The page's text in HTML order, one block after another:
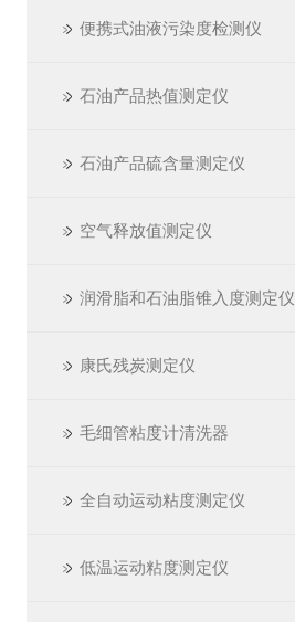
便携式油液污染度检测仪
石油产品热值测定仪
石油产品硫含量测定仪
空气释放值测定仪
润滑脂和石油脂锥入度测定仪
康氏残炭测定仪
毛细管粘度计清洗器
全自动运动粘度测定仪
低温运动粘度测定仪